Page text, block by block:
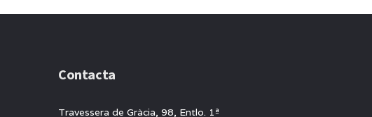
Contacta
Travessera de Gràcia, 98, Entlo. 1ª